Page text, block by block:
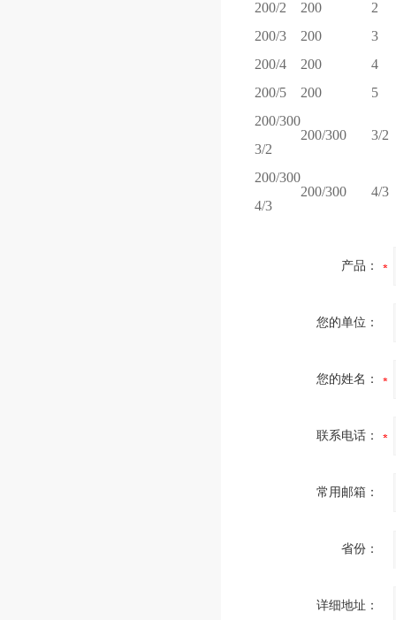
200/2
200
2
200/3
200
3
200/4
200
4
200/5
200
5
200/300
3/2
200/300 3/2
200/300
4/3
200/300 4/3
产品：
您的单位：
您的姓名：
联系电话：
常用邮箱：
省份：
详细地址：